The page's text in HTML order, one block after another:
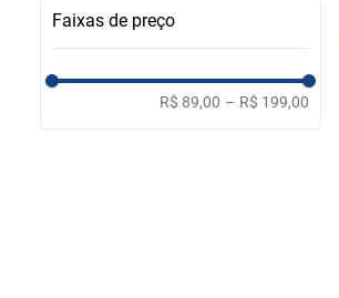
Faixas de preço
R$ 89,00 – R$ 199,00